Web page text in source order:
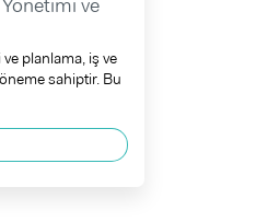
ve
planlama, iş ve
sahiptir. Bu